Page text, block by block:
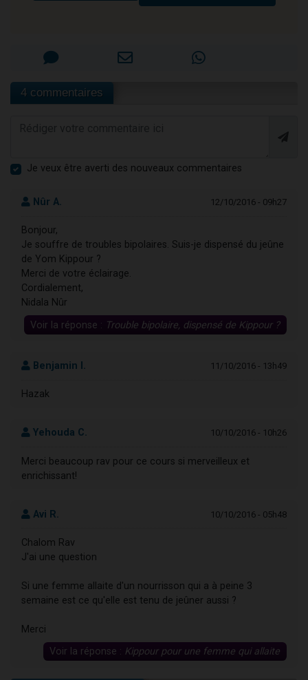
4 commentaires
Je veux être averti des nouveaux commentaires
Nûr A. 12/10/2016 - 09h27
Bonjour,
Je souffre de troubles bipolaires. Suis-je dispensé du jeûne
de Yom Kippour ?
Merci de votre éclairage.
Cordialement,
Nidala Nûr
Voir la réponse : Trouble bipolaire, dispensé de Kippour ?
Benjamin I. 11/10/2016 - 13h49
Hazak
Yehouda C. 10/10/2016 - 10h26
Merci beaucoup rav pour ce cours si merveilleux et
enrichissant!
Avi R. 10/10/2016 - 05h48
Chalom Rav
J'ai une question
Si une femme allaite d'un nourrisson qui a à peine 3
semaine est ce qu'elle est tenu de jeûner aussi ?
Merci
Voir la réponse : Kippour pour une femme qui allaite